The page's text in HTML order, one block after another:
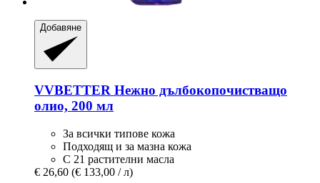
Добавяне
VVBETTER Нежно дълбокопочистващо
олио, 200 мл
За всички типове кожа
Подходящ и за мазна кожа
С 21 растителни масла
€ 26,60 (€ 133,00 / л)